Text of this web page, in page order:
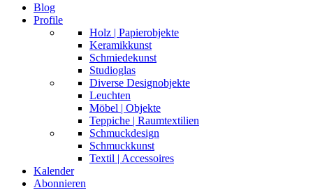
Blog
Profile
Holz | Papierobjekte
Keramikkunst
Schmiedekunst
Studioglas
Diverse Designobjekte
Leuchten
Möbel | Objekte
Teppiche | Raumtextilien
Schmuckdesign
Schmuckkunst
Textil | Accessoires
Kalender
Abonnieren